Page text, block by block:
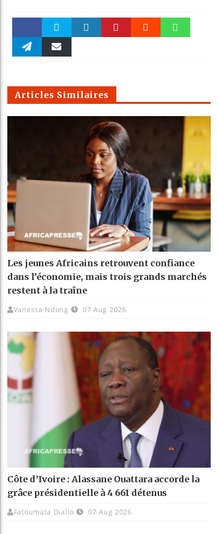
Faceboo Twitter
m
Articles Similaires
Les jeunes Africains retrouvent confiance
dans l’économie, mais trois grands marchés
restent à la traîne
Vanessa Ndong 07 Aug 2026
Côte d’Ivoire : Alassane Ouattara accorde la
grâce présidentielle à 4 661 détenus
Fatoumata Diallo 07 Aug 2026